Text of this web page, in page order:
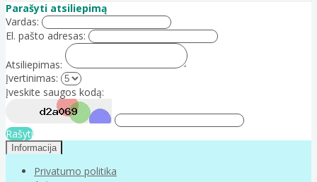
Parašyti atsiliepimą
Vardas:
El. pašto adresas:
Atsiliepimas:
Įvertinimas:
Įveskite saugos kodą:
Rašyti
Informacija
Privatumo politika